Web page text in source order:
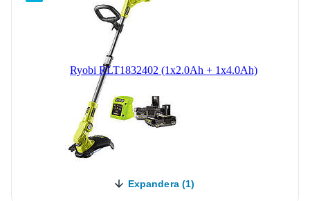
Ryobi RLT1832402 (1x2.0Ah + 1x4.0Ah)
Expandera (1)